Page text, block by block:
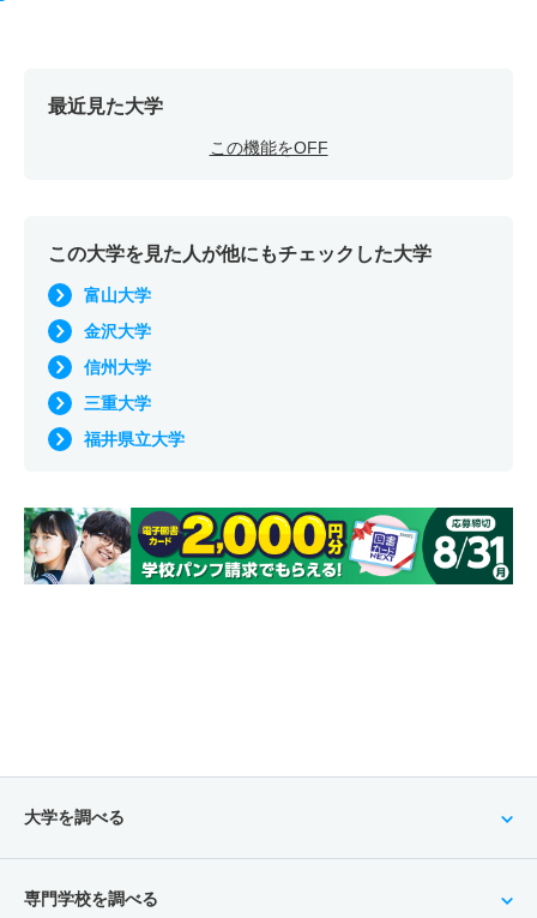
最近見た大学
この機能をOFF
この大学を見た人が他にもチェックした大学
富山大学
金沢大学
信州大学
三重大学
福井県立大学
大学を調べる
専門学校を調べる